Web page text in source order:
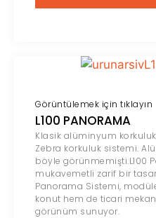
Görüntülemek için tıklayın
L100 PANORAMA
Klasik alüminyum
Zebra korkuluk sistemi.
böyle görünmemişti.L100
mukavemetli zarif bir
Panorama Sistemi,
konut hem de ticari
görünüm sunuyor.